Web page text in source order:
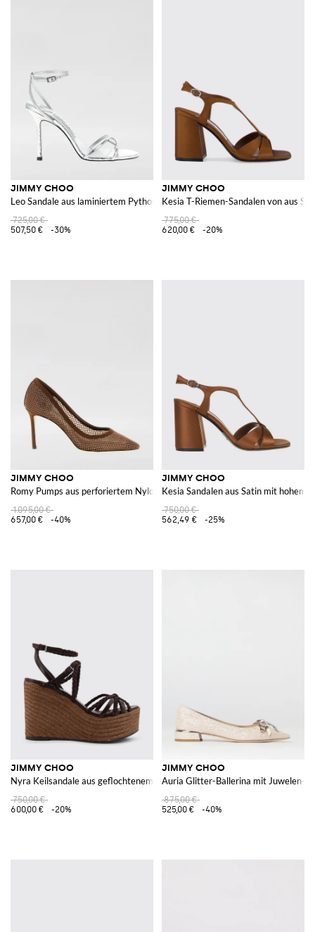
JIMMY CHOO
Leo Sandale aus laminiertem Pythonleder
725,00 €
507,50 €
-30%
JIMMY CHOO
Kesia T-Riemen-Sandalen von aus
775,00 €
620,00 €
-20%
JIMMY CHOO
Romy Pumps aus perforiertem Nylon mit Strasssteinen
1.095,00 €
657,00 €
-40%
JIMMY CHOO
Kesia Sandalen aus Satin mit hohem
750,00 €
562,49 €
-25%
JIMMY CHOO
Nyra Keilsandale aus geflochtenem Leder und Wildleder
750,00 €
600,00 €
-20%
JIMMY CHOO
Auria Glitter-Ballerina mit Juwelen-
875,00 €
525,00 €
-40%